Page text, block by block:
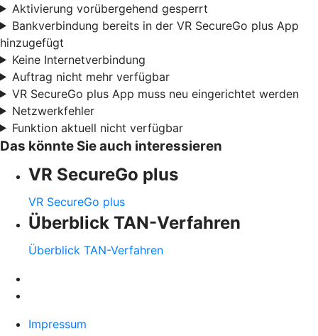
Aktivierung vorübergehend gesperrt
Bankverbindung bereits in der VR SecureGo plus App
hinzugefügt
Keine Internetverbindung
Auftrag nicht mehr verfügbar
VR SecureGo plus App muss neu eingerichtet werden
Netzwerkfehler
Funktion aktuell nicht verfügbar
Das könnte Sie auch interessieren
VR SecureGo plus
VR SecureGo plus
Überblick TAN-Verfahren
Überblick TAN-Verfahren
Impressum